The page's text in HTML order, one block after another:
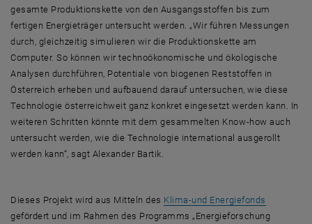
gesamte Produktionskette von den Ausgangsstoffen bis zum
fertigen Energieträger untersucht werden. „Wir führen Messungen
durch, gleichzeitig simulieren wir die Produktionskette am
Computer. So können wir technoökonomische und ökologische
Analysen durchführen, Potentiale von biogenen Reststoffen in
Österreich erheben und aufbauend darauf untersuchen, wie diese
Technologie österreichweit ganz konkret eingesetzt werden kann. In
weiteren Schritten könnte mit dem gesammelten Know-how auch
untersucht werden, wie die Technologie international ausgerollt
werden kann“, sagt Alexander Bartik.
Dieses Projekt wird aus Mitteln des Klima-und Energiefonds
gefördert und im Rahmen des Programms „Energieforschung